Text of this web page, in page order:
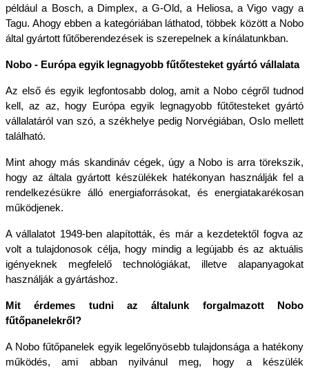
például a Bosch, a Dimplex, a G-Old, a Heliosa, a Vigo vagy a
Tagu. Ahogy ebben a kategóriában láthatod, többek között a Nobo
által gyártott fűtőberendezések is szerepelnek a kínálatunkban.
Nobo - Európa egyik legnagyobb fűtőtesteket gyártó vállalata
Az első és egyik legfontosabb dolog, amit a Nobo cégről tudnod
kell, az az, hogy Európa egyik legnagyobb fűtőtesteket gyártó
vállalatáról van szó, a székhelye pedig Norvégiában, Oslo mellett
található.
Mint ahogy más skandináv cégek, úgy a Nobo is arra törekszik,
hogy az általa gyártott készülékek hatékonyan használják fel a
rendelkezésükre álló energiaforrásokat, és energiatakarékosan
működjenek.
A vállalatot 1949-ben alapították, és már a kezdetektől fogva az
volt a tulajdonosok célja, hogy mindig a legújabb és az aktuális
igényeknek megfelelő technológiákat, illetve alapanyagokat
használják a gyártáshoz.
Mit érdemes tudni az általunk forgalmazott Nobo
fűtőpanelekről?
A Nobo fűtőpanelek egyik legelőnyösebb tulajdonsága a hatékony
működés, ami abban nyilvánul meg, hogy a készülék